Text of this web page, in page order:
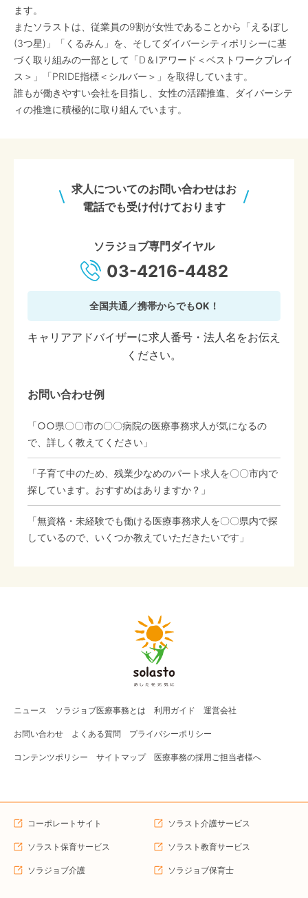
ます。
またソラストは、従業員の9割が女性であることから「えるぼし
(3つ星)」「くるみん」を、そしてダイバーシティポリシーに基
づく取り組みの一部として「D＆Iアワード＜ベストワークプレイ
ス＞」「PRIDE指標＜シルバー＞」を取得しています。
誰もが働きやすい会社を目指し、女性の活躍推進、ダイバーシテ
ィの推進に積極的に取り組んでいます。
求人についてのお問い合わせはお
電話でも受け付けております
ソラジョブ専門ダイヤル
03-4216-4482
全国共通／携帯からでもOK！
キャリアアドバイザーに求人番号・法人名をお伝え
ください。
お問い合わせ例
「○○県〇〇市の〇〇病院の医療事務求人が気になるの
で、詳しく教えてください」
「子育て中のため、残業少なめのパート求人を〇〇市内で
探しています。おすすめはありますか？」
「無資格・未経験でも働ける医療事務求人を〇〇県内で探
しているので、いくつか教えていただきたいです」
ニュース ソラジョブ医療事務 とは 利用ガイド 運営会社
お問い合わせ よくある質問 プライバシーポリシー
コンテンツポリシー サイトマップ 医療事務の採用ご担当者様へ
コーポレートサイト ソラスト介護サービス
ソラスト保育サービス ソラスト教育サービス
ソラジョブ介護 ソラジョブ保育士